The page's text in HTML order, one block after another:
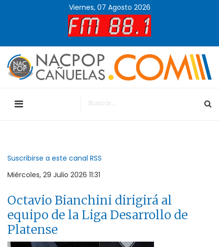
Viernes, 07 Agosto 2026
Suscribirse a este canal RSS
Miércoles, 29 Julio 2026 11:31
Octavio Bianchini dirigirá al
equipo de la Liga Desarrollo de
Platense